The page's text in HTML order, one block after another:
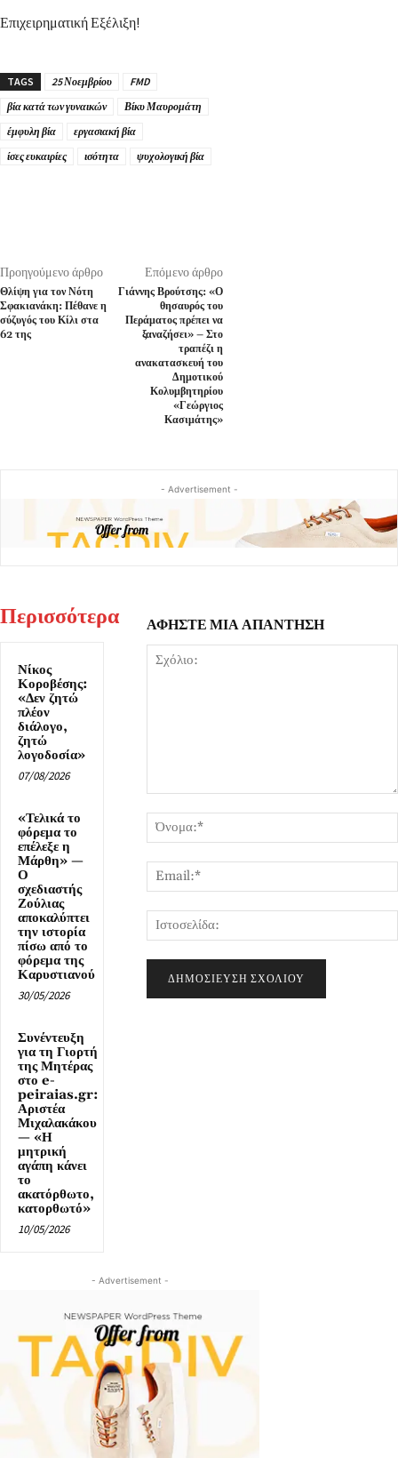
Επιχειρηματική Εξέλιξη!
TAGS 25 Νοεμβρίου
FMD
βία κατά των γυναικών
Βίκυ Μαυρομάτη
έμφυλη βία
εργασιακή βία
ίσες ευκαιρίες
ισότητα ψυχολογική βία
Προηγούμενο άρθρο
Θλίψη για τον Νότη
Σφακιανάκη: Πέθανε η
σύζυγός του Κίλι στα
62 της
Επόμενο άρθρο
Γιάννης Βρούτσης: «Ο
θησαυρός του
Περάματος πρέπει να
ξαναζήσει» – Στο
τραπέζι η
ανακατασκευή του
Δημοτικού
Κολυμβητηρίου
«Γεώργιος
Κασιμάτης»
- Advertisement -
Περισσότερα
Νίκος
Κοροβέσης:
«Δεν ζητώ
πλέον
διάλογο,
ζητώ
λογοδοσία»
07/08/2026
«Τελικά το
φόρεμα το
επέλεξε η
Μάρθη» —
Ο
σχεδιαστής
Ζούλιας
αποκαλύπτει
την ιστορία
πίσω από το
φόρεμα της
Καρυστιανού
30/05/2026
Συνέντευξη
για τη Γιορτή
της Μητέρας
στο e-
peiraias.gr:
Αριστέα
Μιχαλακάκου
— «Η
μητρική
αγάπη κάνει
το
ακατόρθωτο,
κατορθωτό»
10/05/2026
ΑΦΗΣΤΕ ΜΙΑ ΑΠΑΝΤΗΣΗ
- Advertisement -